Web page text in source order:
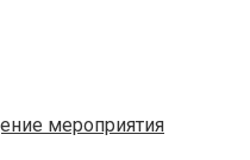
мероприятия